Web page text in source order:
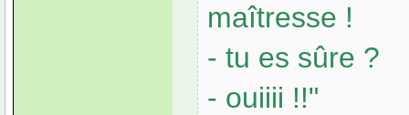
maîtresse !
- tu es sûre ?
- ouiiii !!"